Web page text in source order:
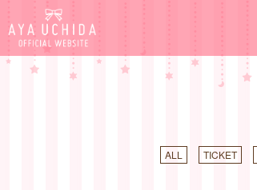
ALL TICKET